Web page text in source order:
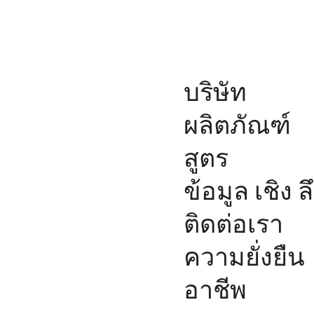
บริษัท
ผลิตภัณฑ์
สูตร
ข้อมูล เชิง
ติดต่อเรา
ความยั่งยืน
อาชีพ